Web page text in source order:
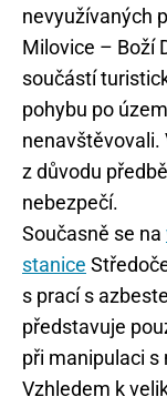
nevyužívaných
Milovice – Boží
součástí
pohybu po
nenavštěvovali.
z důvodu
nebezpečí.
Současně se na
stanice
s prací s
představuje
při manipulaci
Vzhledem k